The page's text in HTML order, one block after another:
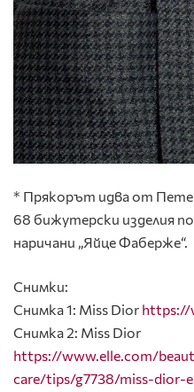
* Прякорът идва от
68 бижутерски изделия
наричани „Яйце Фаберже“.
Снимки:
Снимка 1: Miss Dior https://
Снимка 2: Miss Dior
https://www.elle.com/
care/tips/g7738/miss-dior-